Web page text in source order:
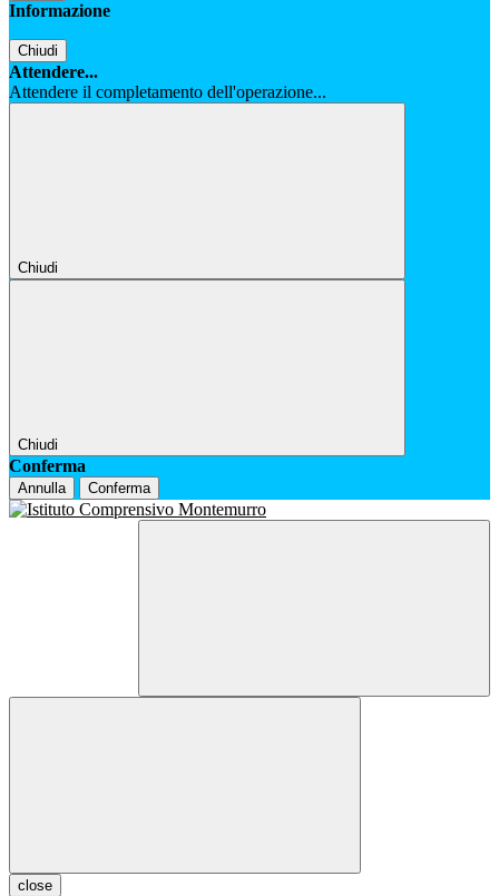
Informazione
Chiudi
Attendere...
Attendere il completamento dell'operazione...
Chiudi
Chiudi
Conferma
Annulla Conferma
close